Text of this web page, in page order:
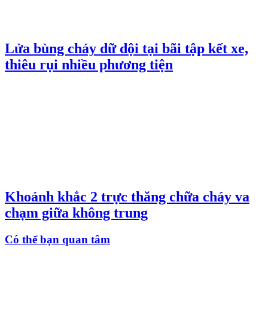
Lửa bùng cháy dữ dội tại bãi tập kết xe,
thiêu rụi nhiều phương tiện
Khoảnh khắc 2 trực thăng chữa cháy va
chạm giữa không trung
Có thể bạn quan tâm